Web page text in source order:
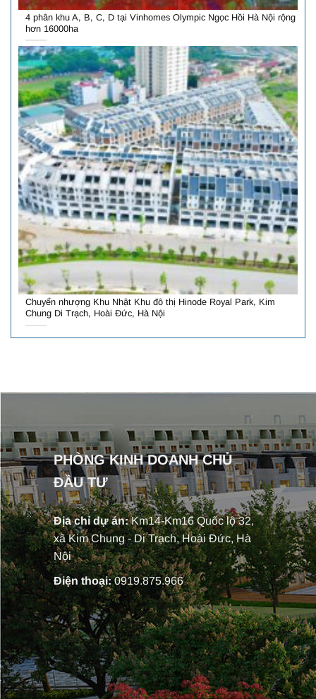
4 phân khu A, B, C, D tại Vinhomes Olympic Ngọc Hồi Hà Nội rộng
hơn 16000ha
Chuyển nhượng Khu Nhật Khu đô thị Hinode Royal Park, Kim
Chung Di Trạch, Hoài Đức, Hà Nội
PHÒNG KINH DOANH CHỦ
ĐẦU TƯ
Địa chỉ dự án:Km14-Km16 Quốc lộ 32,
xã Kim Chung - Di Trạch, Hoài Đức, Hà
Nội
Điện thoại:0919.875.966